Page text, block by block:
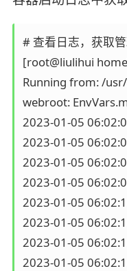
# 查看日志，获取
[root@liulihui
Running from: /
webroot:
2023-01-05 06:02:04.057+0000 [id=1]	INFO
2023-01-05 06:02:04.141+0000 [id=1]	INFO
2023-01-05 06:02:09.723+0000 [id=1]	WARNING
2023-01-05 06:02:09.829+0000 [id=1]	INFO	org.eclipse.jetty.server.Server#doStart: jetty-
2023-01-05 06:02:10.641+0000 [id=1]	INFO
2023-01-05 06:02:10.757+0000 [id=1]	INFO
2023-01-05 06:02:10.757+0000 [id=1]	INFO
2023-01-05 06:02:10.758+0000 [id=1]	INFO